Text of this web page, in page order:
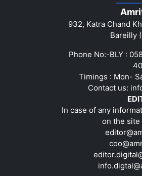
932, Katra Chand
Bareilly
Phone No:-BLY :
Timings : Mon-
Contact us:
In case of any
on the site